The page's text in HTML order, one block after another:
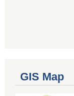
GIS Map